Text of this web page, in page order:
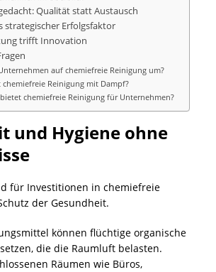
Qualität statt Austausch
strategischer Erfolgsfaktor
trifft Innovation
auf chemiefreie Reinigung um?
Reinigung mit Dampf?
chemiefreie Reinigung für Unternehmen?
und Hygiene ohne
für Investitionen in chemiefreie
der Gesundheit.
können flüchtige organische
die die Raumluft belasten.
Räumen wie Büros,